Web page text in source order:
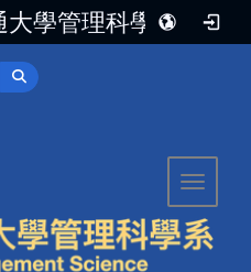
大學管理科學系
Toggle